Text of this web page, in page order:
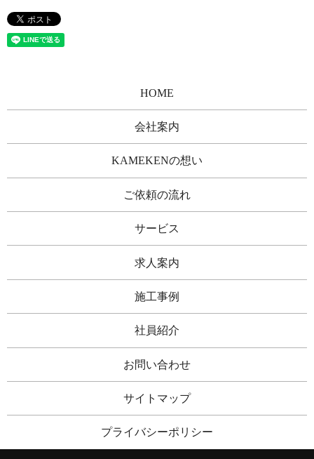
HOME
会社案内
KAMEKENの想い
ご依頼の流れ
サービス
求人案内
施工事例
社員紹介
お問い合わせ
サイトマップ
プライバシーポリシー